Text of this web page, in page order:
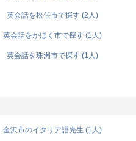
英会話を松任市で探す (2人)
英会話をかほく市で探す (1人)
英会話を珠洲市で探す (1人)
金沢市のイタリア語先生 (1人)